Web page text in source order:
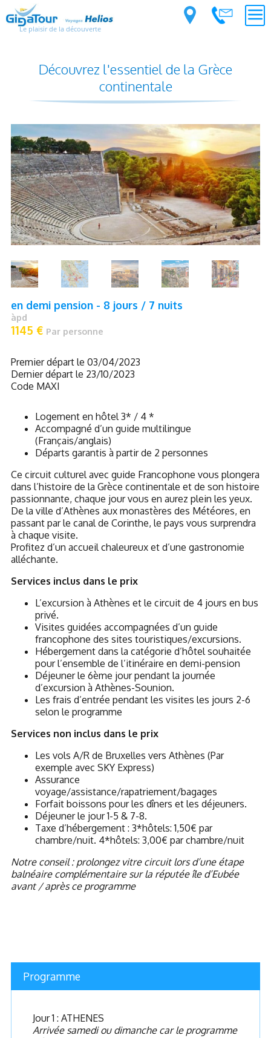
Le plaisir de la découverte
Découvrez l'essentiel de la Grèce
continentale
en demi pension - 8 jours / 7 nuits
àpd
1145 € Par personne
Premier départ le 03/04/2023
Dernier départ le 23/10/2023
Code MAXI
Logement en hôtel 3* / 4 *
Accompagné d’un guide multilingue
(Français/anglais)
Départs garantis à partir de 2 personnes
Ce circuit culturel avec guide Francophone vous plongera
dans l’histoire de la Grèce continentale et de son histoire
passionnante, chaque jour vous en aurez plein les yeux.
De la ville d’Athènes aux monastères des Météores, en
passant par le canal de Corinthe, le pays vous surprendra
à chaque visite.
Profitez d’un accueil chaleureux et d’une gastronomie
alléchante.
Services inclus dans le prix
L’excursion à Athènes et le circuit de 4 jours en bus
privé.
Visites guidées accompagnées d’un guide
francophone des sites touristiques/excursions.
Hébergement dans la catégorie d’hôtel souhaitée
pour l’ensemble de l’itinéraire en demi-pension
Déjeuner le 6ème jour pendant la journée
d’excursion à Athènes-Sounion.
Les frais d’entrée pendant les visites les jours 2-6
selon le programme
Services non inclus dans le prix
Les vols A/R de Bruxelles vers Athènes (Par
exemple avec SKY Express)
Assurance
voyage/assistance/rapatriement/bagages
Forfait boissons pour les dîners et les déjeuners.
Déjeuner le jour 1-5 & 7-8.
Taxe d’hébergement : 3*hôtels: 1,50€ par
chambre/nuit. 4*hôtels: 3,00€ par chambre/nuit
Notre conseil : prolongez vitre circuit lors d’une étape
balnéaire complémentaire sur la réputée île d’Eubée
avant / après ce programme
Programme
Jour 1 : ATHENES
Arrivée samedi ou dimanche car le programme